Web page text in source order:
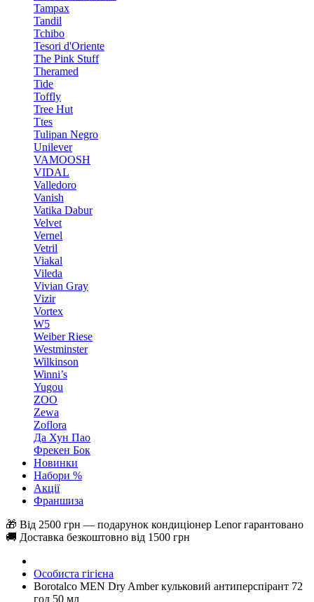
Tampax
Tandil
Tchibo
Tesori d'Oriente
The Pink Stuff
Theramed
Tide
Toffly
Tree Hut
Ttes
Tulipan Negro
Unilever
VAMOOSH
VIDAL
Valledoro
Vanish
Vatika Dabur
Velvet
Vernel
Vetril
Viakal
Vileda
Vivian Gray
Vizir
Vortex
W5
Weiber Riese
Westminster
Wilkinson
Winni’s
Yugou
ZOO
Zewa
Zoflora
Да Хун Пао
Фрекен Бок
Новинки
Набори %
Акції
Франшиза
🎁 Від 2500 грн — подарунок кондиціонер Lenor гарантовано
🚚 Доставка безкоштовно від 1500 грн
Особиста гігієна
Borotalco MEN Dry Amber кульковий антиперспірант 72
год 50 мл